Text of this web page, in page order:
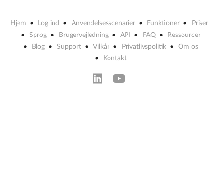
Hjem Log ind Anvendelsesscenarier Funktioner
Priser
Sprog
Brugervejledning API FAQ
Ressourcer
Blog
Support Vilkår Privatlivspolitik
Om os
Kontakt